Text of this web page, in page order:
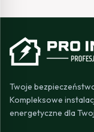
Twoje
Kompleksowe
energetyczne dla